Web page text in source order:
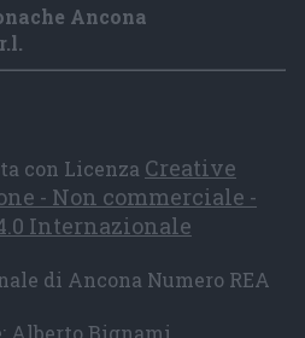
Ancona
con Licenza Creative
- Non commerciale -
Internazionale
di Ancona Numero REA
Alberto Bignami